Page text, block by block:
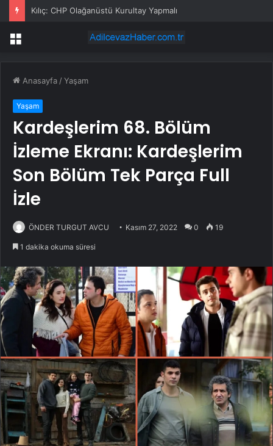
Kılıç: CHP Olağanüstü Kurultay Yapmalı
Menü
Anasayfa /Yaşam
Yaşam
Kardeşlerim 68. Bölüm
İzleme Ekranı: Kardeşlerim
Son Bölüm Tek Parça Full
İzle
ÖNDER TURGUT AVCU Kasım 27, 2022 0 19
1 dakika okuma süresi